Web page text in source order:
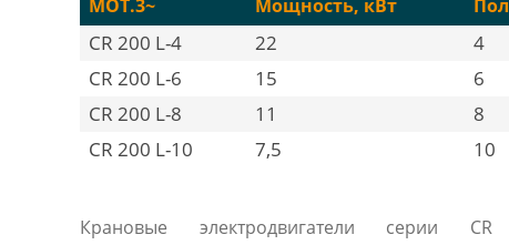
MOT.3~ Мощность, кВт
CR 200 L-4 22 4
CR 200 L-6 15 6
CR 200 L-8 11 8
CR 200 L-10 7,5 10
Крановые электродвигатели серии